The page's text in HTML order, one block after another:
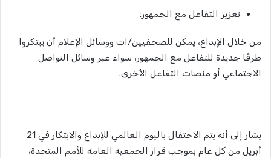
تعزيز التفاعل مع الجمهور:
من خلال الإبداع، يمكن للصحفيين/ات ووسائل الإعلام أن يبتكروا
طرقًا جديدة للتفاعل مع الجمهور، سواء عبر وسائل التواصل
الاجتماعي أو منصات التفاعل الأخرى.
يشار إلى أنه يتم الاحتفال باليوم العالمي للإبداع والابتكار في 21
أبريل من كل عام بموجب قرار الجمعية العامة للأمم المتحدة،